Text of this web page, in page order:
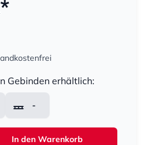
Gebinden erhältlich:
-
In den Warenkorb